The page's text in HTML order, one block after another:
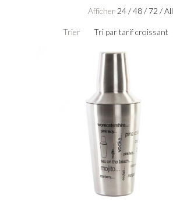
Afficher 24/48/ 72 /All
Trier Tri par tarif croissant